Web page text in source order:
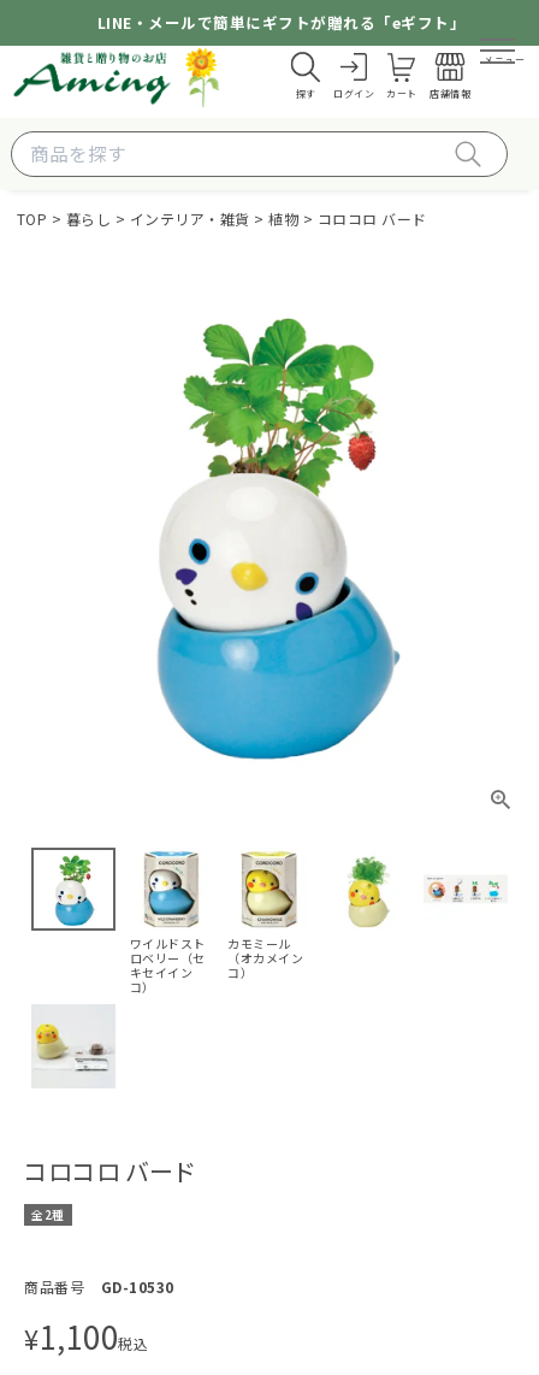
LINE・メールで簡単にギフトが贈れる「eギフト」
探す ログイン カート 店舗情報
メニュー
TOP 暮らし インテリア・雑貨 植物 コロコロ バード
ワイルドスト
ロベリー（セ
キセイイン
コ）
カモミール
（オカメイン
コ）
コロコロ バード
全2種
商品番号 GD-10530
¥1,100税込